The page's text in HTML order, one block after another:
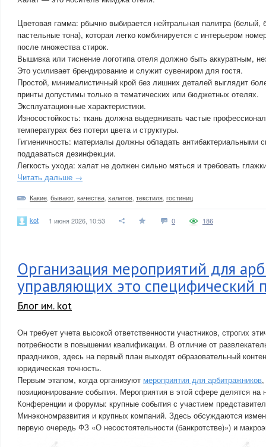
Цветовая гамма: рбычно выбирается нейтральная палитра
пастельные тона), которая легко комбинируется с интерьером
после множества стирок.
Вышивка или тиснение логотипа отеля должно быть аккуратным,
Это усиливает брендирование и служит сувениром для гостя.
Простой, минималистичный крой без лишних деталей выглядит
принты допустимы только в тематических или бюджетных отелях.
Эксплуатационные характеристики.
Износостойкость: ткань должна выдерживать частые
температурах без потери цвета и структуры.
Гигиеничность: материалы должны обладать антибактериальными
поддаваться дезинфекции.
Легкость ухода: халат не должен сильно мяться и требовать
Читать дальше →
Какие бывают качества халатов текстиля гостиниц
kot 1 июня 2026, 10:53 0 186
Организация мероприятий для
управляющих это специфический
Блог им. kot
Он требует учета высокой ответственности участников, строгих
потребности в повышении квалификации. В отличие от
праздников, здесь на первый план выходят образовательный
юридическая точность.
Первым этапом, когда организуют мероприятия для арбитражников,
позиционирование события. Мероприятия в этой сфере делятся на
Конференции и форумы: крупные события с участием
Минэкономразвития и крупных компаний. Здесь обсуждаются
первую очередь ФЗ «О несостоятельности (банкротстве)») и